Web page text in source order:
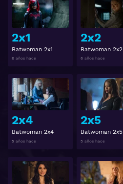
2x1
Batwoman 2x1
6 años hace
2x2
Batwoman 2x2
6 años hace
2x4
Batwoman 2x4
5 años hace
Ver
2x5
Batwoman 2x5
5 años hace
Ver